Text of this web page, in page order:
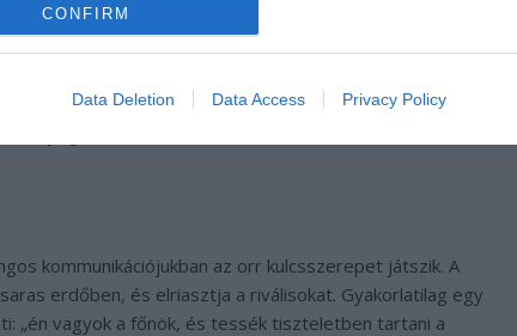
CONFIRM
Data Deletion Data Access Privacy Policy
lényeg
kommunikációjukban az orr kulcsszerepet játszik. A
erdőben, és elriasztja a riválisokat. Gyakorlatilag egy
„én vagyok a főnök, és tessék tiszteletben tartani a